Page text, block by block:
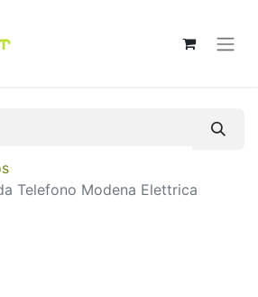
Telefono Modena Elettrica